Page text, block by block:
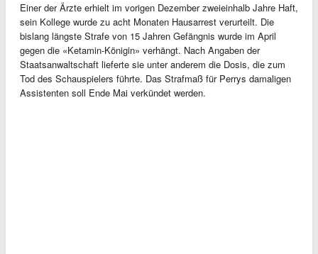
Einer der Ärzte erhielt im vorigen Dezember zweieinhalb Jahre Haft,
sein Kollege wurde zu acht Monaten Hausarrest verurteilt. Die
bislang längste Strafe von 15 Jahren Gefängnis wurde im April
gegen die «Ketamin-Königin» verhängt. Nach Angaben der
Staatsanwaltschaft lieferte sie unter anderem die Dosis, die zum
Tod des Schauspielers führte. Das Strafmaß für Perrys damaligen
Assistenten soll Ende Mai verkündet werden.